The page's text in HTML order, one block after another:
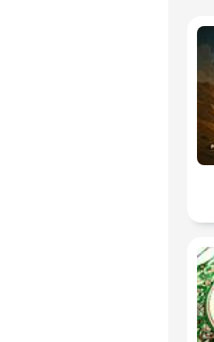
https://
channel/
https://
https://